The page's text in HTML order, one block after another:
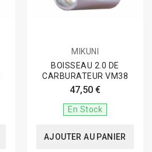
MIKUNI
BOISSEAU 2.0 DE
CARBURATEUR VM38
47,50 €
En Stock
AJOUTER AU PANIER